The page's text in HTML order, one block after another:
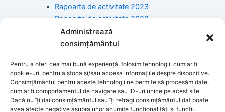
Administrează
consimțământul
Pentru a oferi cea mai bună experiență, folosim tehnologii, cum ar fi
cookie-uri, pentru a stoca și/sau accesa informațiile despre dispozitive.
Consimțământul pentru aceste tehnologii ne permite să procesăm date,
cum ar fi comportamentul de navigare sau ID-uri unice pe acest site.
Dacă nu îți dai consimțământul sau îți retragi consimțământul dat poate
avea afecte negative asupra unor anumite funcționalități și funcții.
Rapoarte de activitate 2023
Rapoarte de activitate 2022
Rapoarte de activitate 2021
Rapoarte de activitate 2020
Rapoarte de activitate 2018
Rapoarte de activitate 2017
Rapoarte de activitate 2016
Rapoarte de activitate 2015